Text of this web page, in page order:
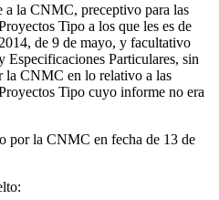
a la CNMC, preceptivo para las
Tipo a los que les es de
de 9 de mayo, y facultativo
Especificaciones Particulares, sin
la CNMC en lo relativo a las
Tipo cuyo informe no era
por la CNMC en fecha de 13 de